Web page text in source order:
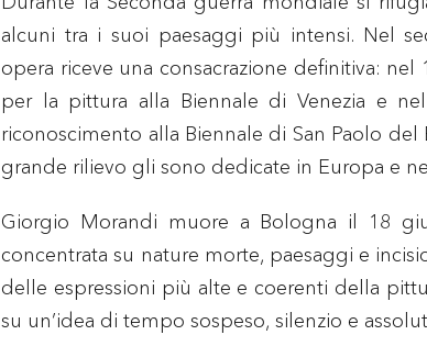
alcuni tra i suoi paesaggi più intensi. Nel
opera riceve una consacrazione definitiva:
per la pittura alla Biennale di Venezia e
riconoscimento alla Biennale di San Paolo del
grande rilievo gli sono dedicate in Europa e
Giorgio Morandi muore a Bologna il 18
concentrata su nature morte, paesaggi e
delle espressioni più alte e coerenti della
su un’idea di tempo sospeso, silenzio e